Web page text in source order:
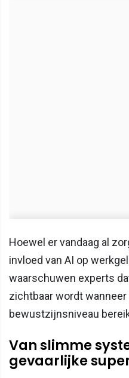
Hoewel er vandaag al
invloed van AI op
waarschuwen experts
zichtbaar wordt wanneer
bewustzijnsniveau
Van slimme
gevaarlijke